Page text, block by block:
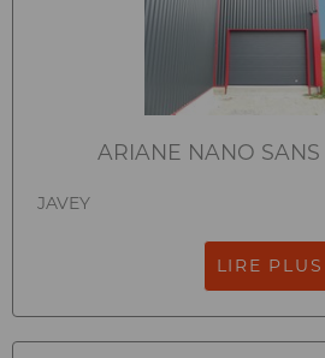
ARIANE NANO SANS
JAVEY
LIRE PLUS